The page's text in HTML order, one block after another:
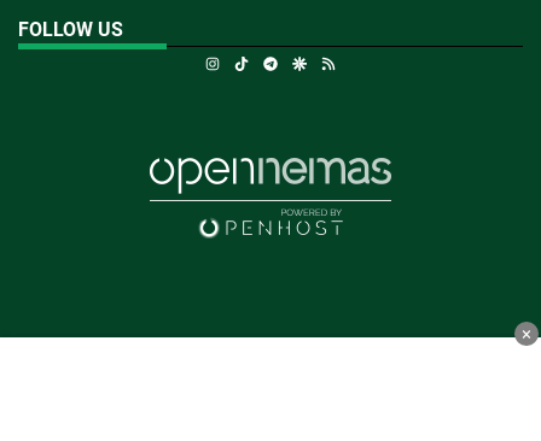
FOLLOW US
Instagram
TikTokTelegramGoogle Discover
×